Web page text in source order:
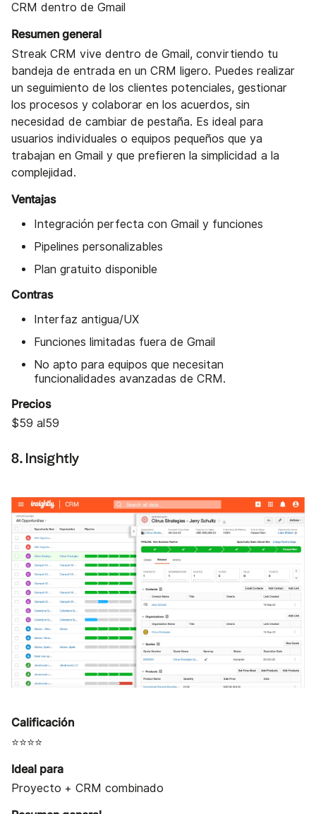
CRM dentro de Gmail
Resumen general
Streak CRM vive dentro de Gmail, convirtiendo tu
bandeja de entrada en un CRM ligero. Puedes realizar
un seguimiento de los clientes potenciales, gestionar
los procesos y colaborar en los acuerdos, sin
necesidad de cambiar de pestaña. Es ideal para
usuarios individuales o equipos pequeños que ya
trabajan en Gmail y que prefieren la simplicidad a la
complejidad.
Ventajas
Integración perfecta con Gmail y funciones
Pipelines personalizables
Plan gratuito disponible
Contras
Interfaz antigua/UX
Funciones limitadas fuera de Gmail
No apto para equipos que necesitan
funcionalidades avanzadas de CRM.
Precios
$59 al59
8. Insightly
Calificación
⭐⭐⭐⭐
Ideal para
Proyecto + CRM combinado